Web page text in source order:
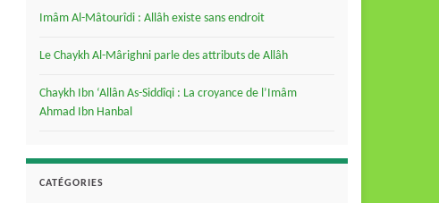
Imâm Al-Mâtourîdi : Allâh existe sans endroit
Le Chaykh Al-Mârighni parle des attributs de Allâh
Chaykh Ibn ‘Allân As-Siddîqi : La croyance de l’Imâm
Ahmad Ibn Hanbal
CATÉGORIES